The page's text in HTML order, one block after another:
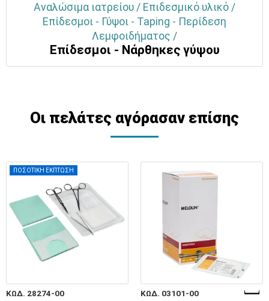
Αναλώσιμα ιατρείου / Επιδεσμικό υλικό /
Επίδεσμοι - Γύψοι - Taping - Περίδεση
Λεμφοιδήματος /
Επίδεσμοι - Νάρθηκες γύψου
Οι πελάτες αγόρασαν επίσης
ΠΟΣΟΤΙΚΗ ΕΚΠΤΩΣΗ
ΚΩΔ. 28274-00 ΚΩΔ. 03101-00